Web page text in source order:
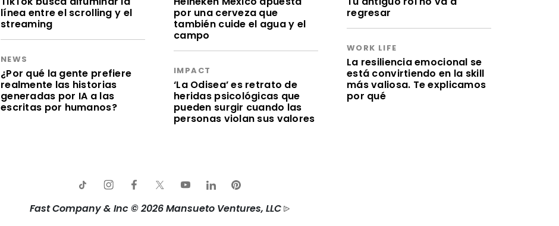
línea entre el scrolling y el
streaming
NEWS
¿Por qué la gente prefiere
realmente las historias
generadas por IA a las
escritas por humanos?
por una cerveza que
también cuide el agua y el
campo
IMPACT
‘La Odisea’ es retrato de
heridas psicológicas que
pueden surgir cuando las
personas violan sus valores
regresar
WORK LIFE
La resiliencia emocional se
está convirtiendo en la skill
más valiosa. Te explicamos
por qué
Fast Company & Inc © 2026 Mansueto Ventures, LLC